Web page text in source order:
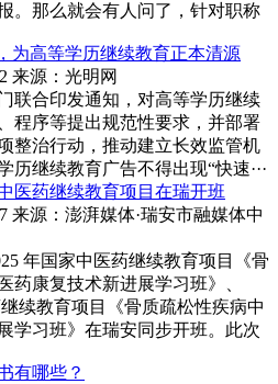
。那么就会有人问了，针对职称
为高等学历继续教育正本清源
来源：光明网
联合印发通知，对高等学历继续
程序等提出规范性要求，并部署
整治行动，推动建立长效监管机
历继续教育广告不得出现“快速···
医药继续教育项目在瑞开班
来源：澎湃媒体·瑞安市融媒体中
年国家中医药继续教育项目《骨
药康复技术新进展学习班》、
续教育项目《骨质疏松性疾病中
学习班》在瑞安同步开班。此次
有哪些？